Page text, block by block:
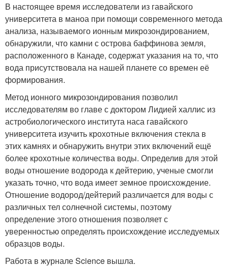
В настоящее время исследователи из гавайского
университета в маноа при помощи современного метода
анализа, называемого ионным микрозондированием,
обнаружили, что камни с острова баффинова земля,
расположенного в Канаде, содержат указания на то, что
вода присутствовала на нашей планете со времен её
формирования.
Метод ионного микрозондирования позволил
исследователям во главе с доктором Лидией халлис из
астробиологического института наса гавайского
университета изучить крохотные включения стекла в
этих камнях и обнаружить внутри этих включений ещё
более крохотные количества воды. Определив для этой
воды отношение водорода к дейтерию, ученые смогли
указать точно, что вода имеет земное происхождение.
Отношение водород/дейтерий различается для воды с
различных тел солнечной системы, поэтому
определение этого отношения позволяет с
уверенностью определять происхождение исследуемых
образцов воды.
Работа в журнале Science вышла.